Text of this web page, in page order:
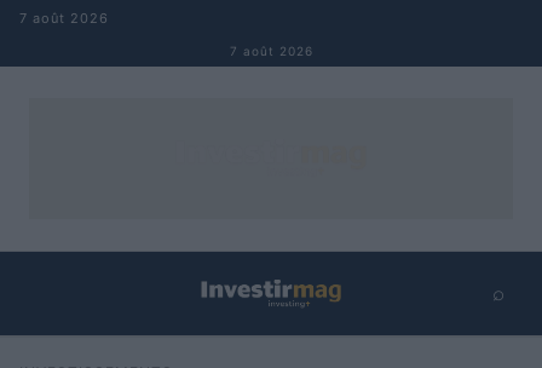
Aller au contenu
7 août 2026
7 août 2026
⌕